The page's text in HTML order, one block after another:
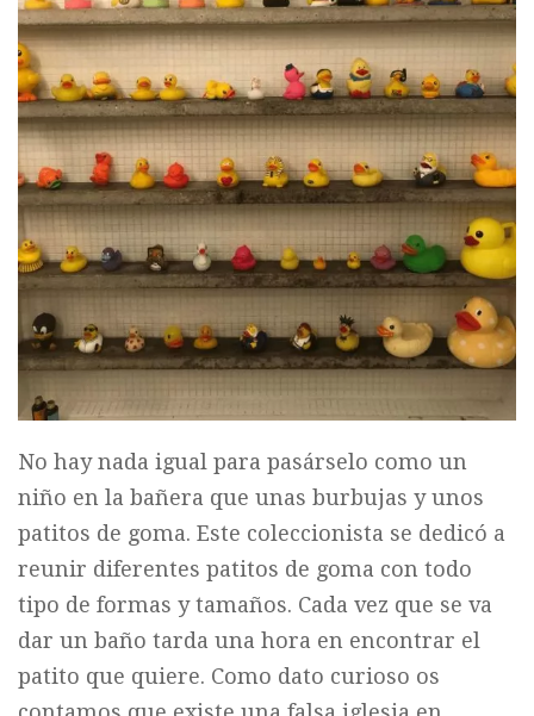
No hay nada igual para pasárselo como un
niño en la bañera que unas burbujas y unos
patitos de goma. Este coleccionista se dedicó a
reunir diferentes patitos de goma con todo
tipo de formas y tamaños. Cada vez que se va
dar un baño tarda una hora en encontrar el
patito que quiere. Como dato curioso os